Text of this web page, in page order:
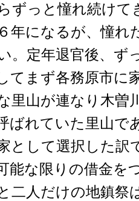
ずっと憧れ続けて
年になるが、憧れ
。定年退官後、ず
てまず各務原市に
里山が連なり木曽
ばれていた里山で
として選択した訳
能な限りの借金を
二人だけの地鎮祭